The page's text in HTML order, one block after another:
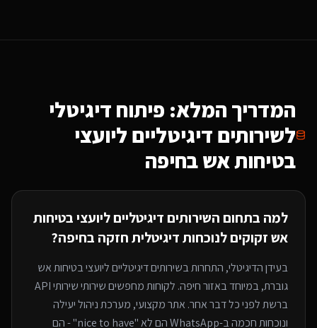
המדריך המלא: פיתוח דיגיטלי
לשירותים דיגיטליים ליועצי
בטיחות אשבחיפה
למה בתחום השירותים דיגיטליים ליועצי בטיחות
אשזקוקים לנוכחות דיגיטלית חזקה בחיפה?
בעידן הדיגיטלי, התחרות בשירותים דיגיטליים ליועצי בטיחות אש
גוברת, במיוחדבאזור חיפה. לקוחות מחפשים שירותישירותי API
ברשת לפני כל דבר אחר. אתר מקצועי, מערכת ניהול יעילה
ונוכחות חכמה ב-WhatsApp הם לא "nice to have" - הם